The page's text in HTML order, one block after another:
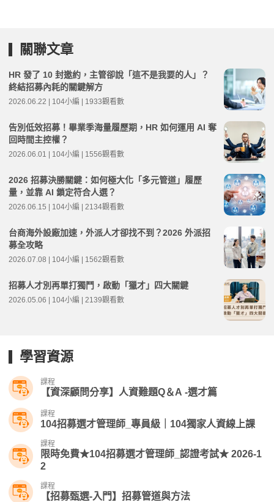
關聯文章
HR 發了 10 封邀約，主管卻說「這不是我要的人」？
終結招募內耗的關鍵解方
2026.06.22 | 104小編 | 1933觀看數
告別低效招募！畢業季海量履歷期，HR 如何運用 AI 奪
回時間主控權？
2026.06.01 | 104小編 | 1556觀看數
2026 招募決勝關鍵：如何極大化「多元管道」履歷
量，並靠 AI 鎖定符合人選？
2026.06.15 | 104小編 | 2134觀看數
台商海外設廠加速，外派人才卻找不到？2026 外派招
募全攻略
2026.07.08 | 104小編 | 1562觀看數
招募人才別再單打獨鬥，啟動「獵才」四大關鍵
2026.05.06 | 104小編 | 2139觀看數
學習資源
課程
【資深顧問分享】人資難題Q＆A -選才篇
課程
104招募選才管理師_專員級｜104獨家人資線上課
課程
限時免費★104招募選才管理師_認證考試★ 2026-1
2
課程
【招募甄選-入門】招募管道與方法